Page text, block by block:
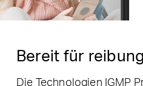
Bereit für
Die Technologien IGMP